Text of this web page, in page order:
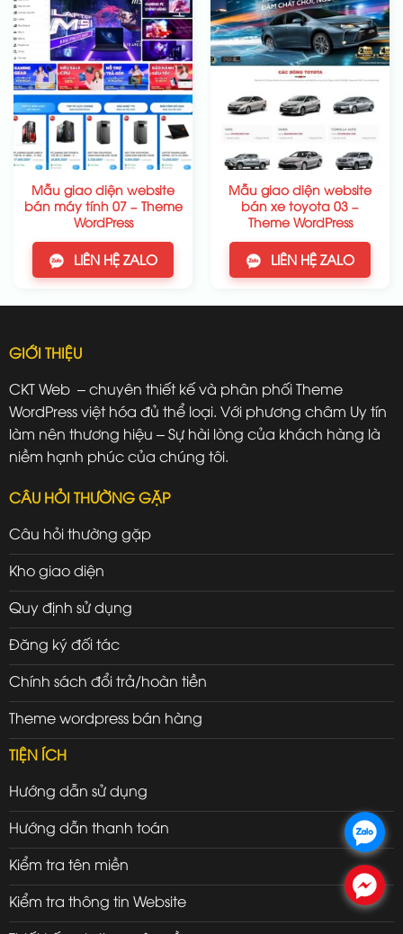
Mẫu giao diện website
bán máy tính 07 – Theme
WordPress
LIÊN HỆ ZALO
Mẫu giao diện website
bán xe toyota 03 –
Theme WordPress
LIÊN HỆ ZALO
GIỚI THIỆU
CKT Web – chuyên thiết kế và phân phối Theme
WordPress việt hóa đủ thể loại. Với phương châm Uy tín
làm nên thương hiệu – Sự hài lòng của khách hàng là
niềm hạnh phúc của chúng tôi.
CÂU HỎI THƯỜNG GẶP
Câu hỏi thường gặp
Kho giao diện
Quy định sử dụng
Đăng ký đối tác
Chính sách đổi trả/hoàn tiền
Theme wordpress bán hàng
TIỆN ÍCH
Hướng dẫn sử dụng
Hướng dẫn thanh toán
Kiểm tra tên miền
Kiểm tra thông tin Website
.
.